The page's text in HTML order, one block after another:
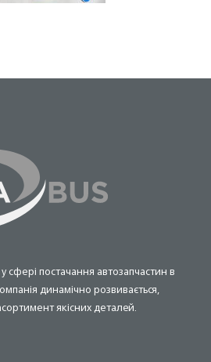
постачання автозапчастин в
динамічно розвивається,
якісних деталей.